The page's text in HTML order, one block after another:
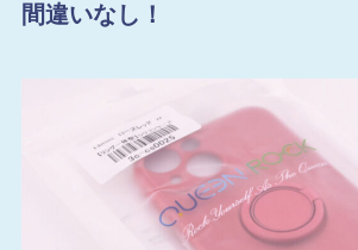
間違いなし！